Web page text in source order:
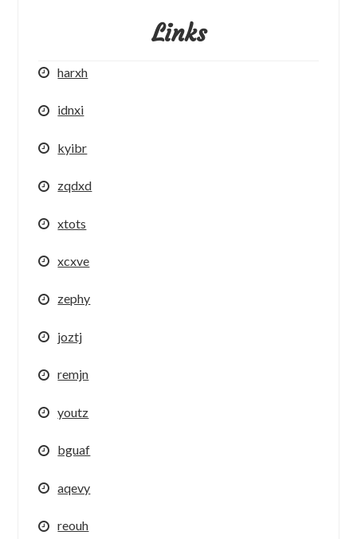
Links
harxh
idnxi
kyibr
zqdxd
xtots
xcxve
zephy
joztj
remjn
youtz
bguaf
aqevy
reouh